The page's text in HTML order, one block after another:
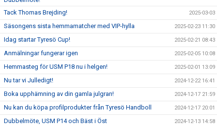
Tack Thomas Brejding!
2025-03-03
Säsongens sista hemmamatcher med VIP-hylla 2025-02-23 11:30
Idag startar Tyresö Cup! 2025-02-21 08:43
Anmälningar fungerar igen 2025-02-05 10:08
Hemmasteg för USM P18 nu i helgen! 2025-02-01 13:09
Nu tar vi Julledigt! 2024-12-22 16:41
Boka upphämning av din gamla julgran! 2024-12-17 21:59
Nu kan du köpa profilprodukter från Tyresö Handboll 2024-12-17 20:01
Dubbelmöte, USM P14 och Bäst i Öst 2024-12-13 14:58